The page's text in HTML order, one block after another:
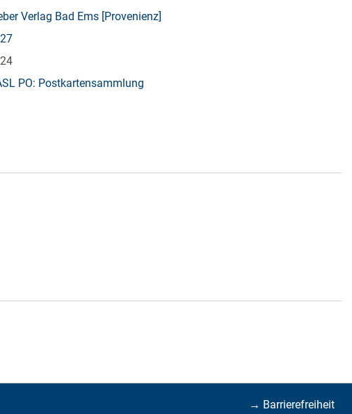
Verlag Bad Ems [Provenienz]
PO: Postkartensammlung
→ Barrierefreiheit